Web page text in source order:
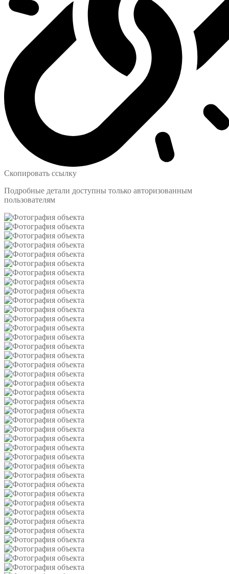
Скопировать ссылку
Подробные детали доступны только авторизованным
пользователям